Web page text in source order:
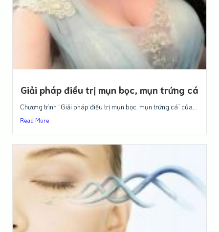
Giải pháp điều trị mụn bọc, mụn trứng cá
Chương trình “Giải pháp điều trị mụn bọc, mụn trứng cá” của...
Read More